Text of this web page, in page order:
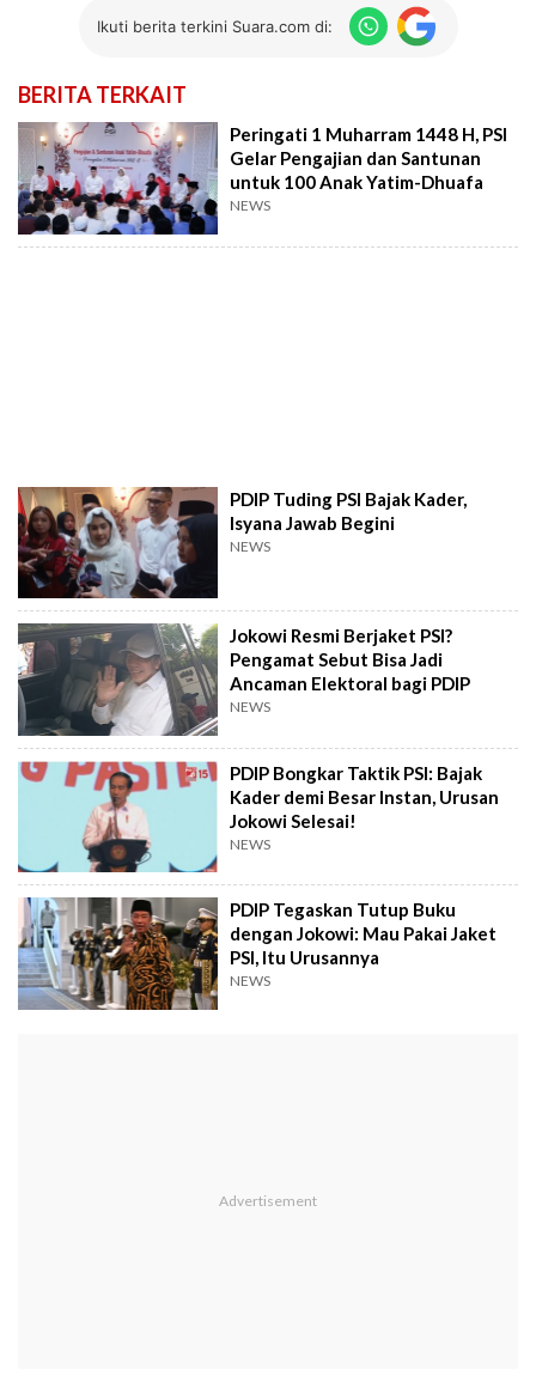
Ikuti berita terkini Suara.com di:
BERITA TERKAIT
Peringati 1 Muharram 1448 H, PSI
Gelar Pengajian dan Santunan
untuk 100 Anak Yatim-Dhuafa
NEWS
PDIP Tuding PSI Bajak Kader,
Isyana Jawab Begini
NEWS
Jokowi Resmi Berjaket PSI?
Pengamat Sebut Bisa Jadi
Ancaman Elektoral bagi PDIP
NEWS
PDIP Bongkar Taktik PSI: Bajak
Kader demi Besar Instan, Urusan
Jokowi Selesai!
NEWS
PDIP Tegaskan Tutup Buku
dengan Jokowi: Mau Pakai Jaket
PSI, Itu Urusannya
NEWS